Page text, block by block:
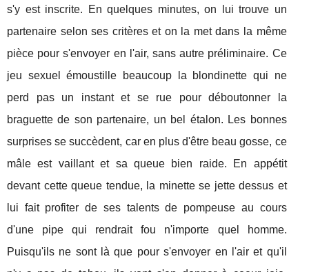
s'y est inscrite. En quelques minutes, on lui trouve un
partenaire selon ses critères et on la met dans la même
pièce pour s'envoyer en l'air, sans autre préliminaire. Ce
jeu sexuel émoustille beaucoup la blondinette qui ne
perd pas un instant et se rue pour déboutonner la
braguette de son partenaire, un bel étalon. Les bonnes
surprises se succèdent, car en plus d'être beau gosse, ce
mâle est vaillant et sa queue bien raide. En appétit
devant cette queue tendue, la minette se jette dessus et
lui fait profiter de ses talents de pompeuse au cours
d'une pipe qui rendrait fou n'importe quel homme.
Puisqu'ils ne sont là que pour s'envoyer en l'air et qu'il